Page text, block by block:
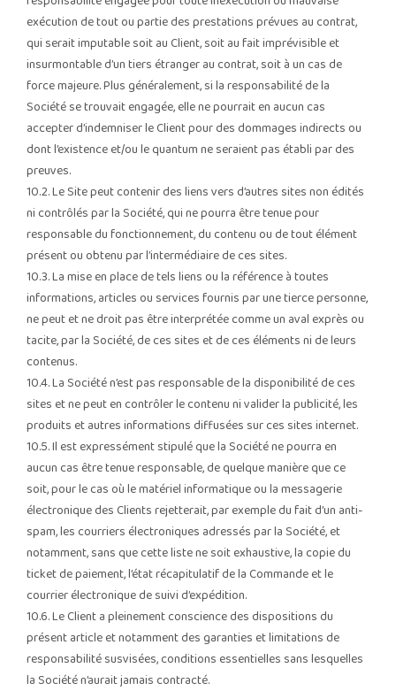
exécution de tout ou partie des prestations prévues au contrat,
qui serait imputable soit au Client, soit au fait imprévisible et
insurmontable d’un tiers étranger au contrat, soit à un cas de
force majeure. Plus généralement, si la responsabilité de la
Société se trouvait engagée, elle ne pourrait en aucun cas
accepter d’indemniser le Client pour des dommages indirects ou
dont l’existence et/ou le quantum ne seraient pas établi par des
preuves.
10.2. Le Site peut contenir des liens vers d’autres sites non édités
ni contrôlés par la Société, qui ne pourra être tenue pour
responsable du fonctionnement, du contenu ou de tout élément
présent ou obtenu par l’intermédiaire de ces sites.
10.3. La mise en place de tels liens ou la référence à toutes
informations, articles ou services fournis par une tierce personne,
ne peut et ne droit pas être interprétée comme un aval exprès ou
tacite, par la Société, de ces sites et de ces éléments ni de leurs
contenus.
10.4. La Société n’est pas responsable de la disponibilité de ces
sites et ne peut en contrôler le contenu ni valider la publicité, les
produits et autres informations diffusées sur ces sites internet.
10.5. Il est expressément stipulé que la Société ne pourra en
aucun cas être tenue responsable, de quelque manière que ce
soit, pour le cas où le matériel informatique ou la messagerie
électronique des Clients rejetterait, par exemple du fait d’un anti-
spam, les courriers électroniques adressés par la Société, et
notamment, sans que cette liste ne soit exhaustive, la copie du
ticket de paiement, l’état récapitulatif de la Commande et le
courrier électronique de suivi d’expédition.
10.6. Le Client a pleinement conscience des dispositions du
présent article et notamment des garanties et limitations de
responsabilité susvisées, conditions essentielles sans lesquelles
la Société n’aurait jamais contracté.